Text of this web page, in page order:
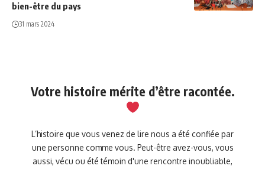
bien-être du pays
31 mars 2024
Votre histoire mérite d’être racontée.
L’histoire que vous venez de lire nous a été confiée par
une personne comme vous. Peut-être avez-vous, vous
aussi, vécu ou été témoin d'une rencontre inoubliable,